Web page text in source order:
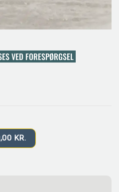
VED FORESPØRGSEL
KR.